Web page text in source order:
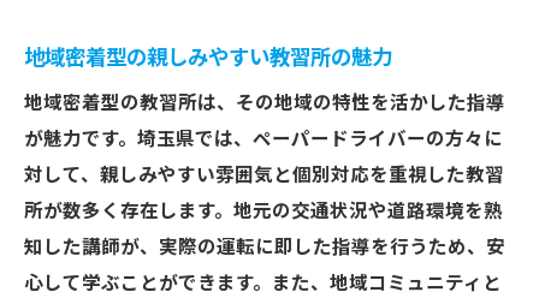
地域密着型の親しみやすい教習所の魅力
地域密着型の教習所は、その地域の特性を活かした指導
が魅力です。埼玉県では、ペーパードライバーの方々に
対して、親しみやすい雰囲気と個別対応を重視した教習
所が数多く存在します。地元の交通状況や道路環境を熟
知した講師が、実際の運転に即した指導を行うため、安
心して学ぶことができます。また、地域コミュニティと